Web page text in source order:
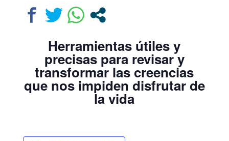
Herramientas útiles y
precisas para revisar y
transformar las creencias
que nos impiden disfrutar de
la vida